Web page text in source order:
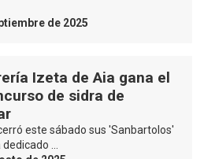
de 2025
Izeta de Aia gana el
de sidra de
este sábado sus 'Sanbartolos'
…